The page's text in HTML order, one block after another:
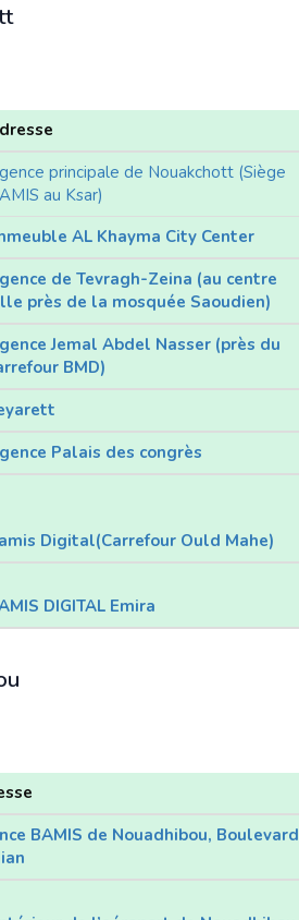
principale de Nouakchott (Siège
au Ksar)
AL Khayma City Center
de Tevragh-Zeina (au centre
près de la mosquée Saoudien)
Jemal Abdel Nasser (près du
BMD)
Palais des congrès
Digital(Carrefour Ould Mahe)
DIGITAL Emira
BAMIS de Nouadhibou, Boulevard